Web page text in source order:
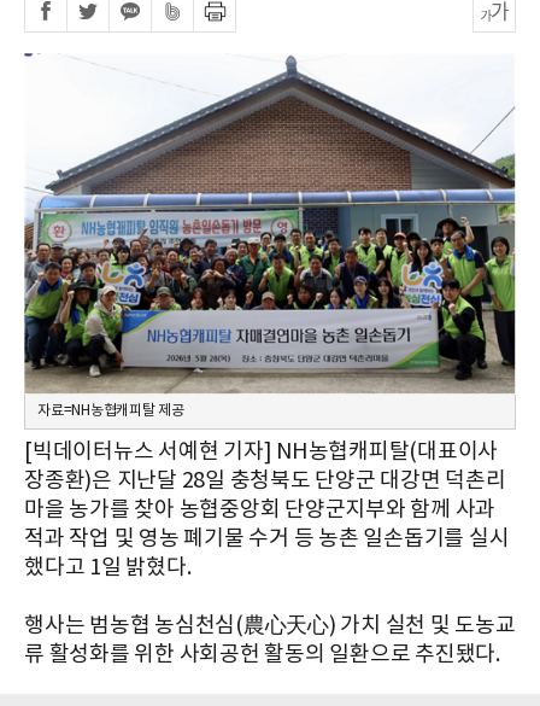
자료=NH농협캐피탈 제공
[빅데이터뉴스 서예현 기자] NH농협캐피탈(대표이사
장종환)은 지난달 28일 충청북도 단양군 대강면 덕촌리
마을 농가를 찾아 농협중앙회 단양군지부와 함께 사과
적과 작업 및 영농 폐기물 수거 등 농촌 일손돕기를 실시
했다고 1일 밝혔다.
행사는 범농협 농심천심(農心天心) 가치 실천 및 도농교
류 활성화를 위한 사회공헌 활동의 일환으로 추진됐다.